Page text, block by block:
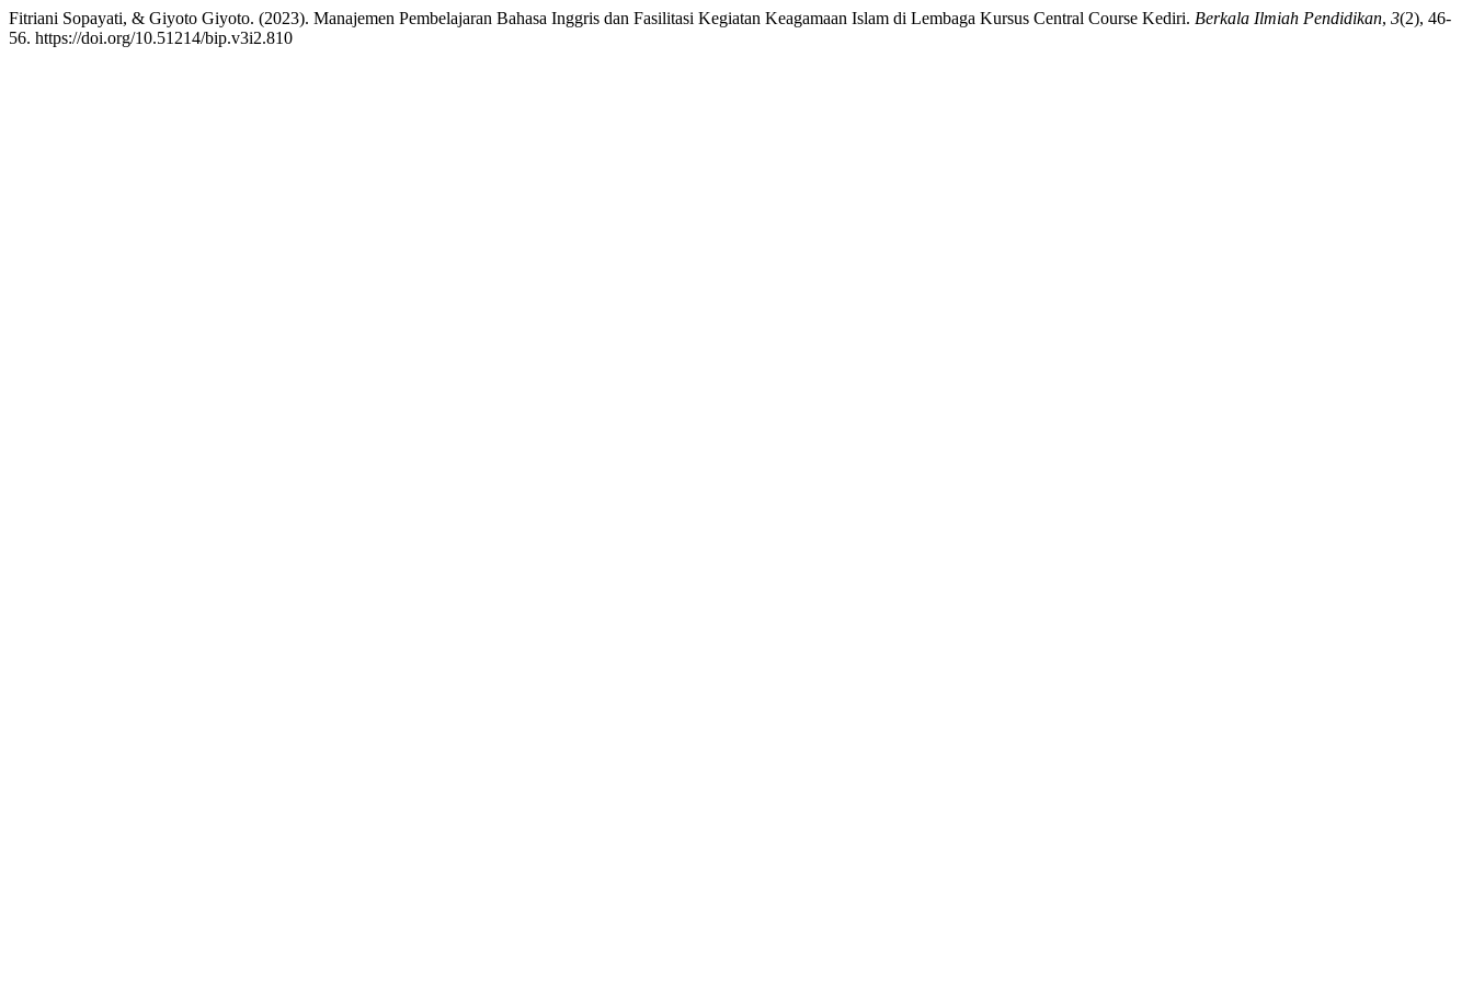
Fitriani Sopayati, & Giyoto Giyoto. (2023). Manajemen Pembelajaran Bahasa Inggris dan Fasilitasi Kegiatan Keagamaan Islam di Lembaga Kursus Central Course Kediri. Berkala Ilmiah Pendidikan, 3(2), 46-
56. https://doi.org/10.51214/bip.v3i2.810